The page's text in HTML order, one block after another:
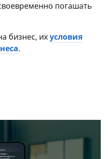
погашать
бизнес, ихусловия
.